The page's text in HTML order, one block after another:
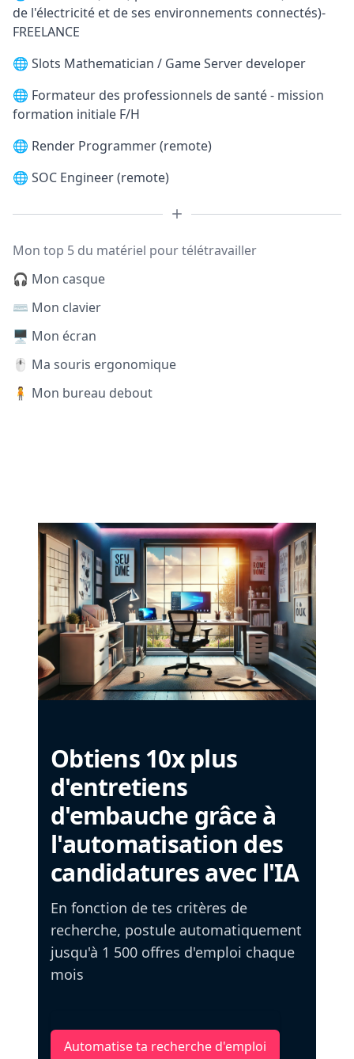
de l'électricité et de ses environnements connectés)-
FREELANCE
🌐 Slots Mathematician / Game Server developer
🌐 Formateur des professionnels de santé - mission
formation initiale F/H
🌐 Render Programmer (remote)
🌐 SOC Engineer (remote)
Mon top 5 du matériel pour télétravailler
🎧 Mon casque
⌨️ Mon clavier
🖥️ Mon écran
🖱️ Ma souris ergonomique
🧍 Mon bureau debout
Obtiens 10x plus
d'entretiens
d'embauche grâce à
l'automatisation des
candidatures avec l'IA
En fonction de tes critères de
recherche, postule automatiquement
jusqu'à 1 500 offres d'emploi chaque
mois
Automatise ta recherche d'emploi